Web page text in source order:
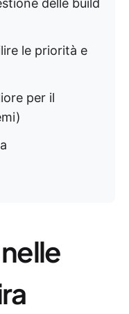
delle build
le priorità e
per il